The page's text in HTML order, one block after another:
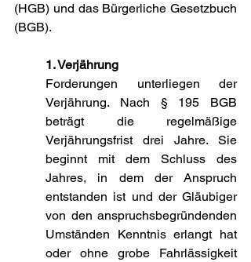
(HGB) und das Bürgerliche Gesetzbuch
(BGB).
1. Verjährung
Forderungen unterliegen der
Verjährung. Nach § 195 BGB
beträgt die regelmäßige
Verjährungsfrist drei Jahre. Sie
beginnt mit dem Schluss des
Jahres, in dem der Anspruch
entstanden ist und der Gläubiger
von den anspruchsbegründenden
Umständen Kenntnis erlangt hat
oder ohne grobe Fahrlässigkeit